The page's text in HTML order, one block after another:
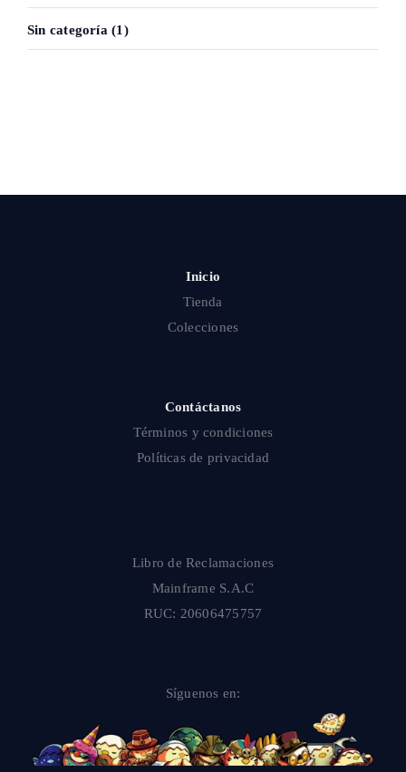
Sin categoría (1)
Inicio
Tienda
Colecciones
Contáctanos
Términos y condiciones
Políticas de privacidad
Libro de Reclamaciones
Mainframe S.A.C
RUC: 20606475757
Síguenos en: